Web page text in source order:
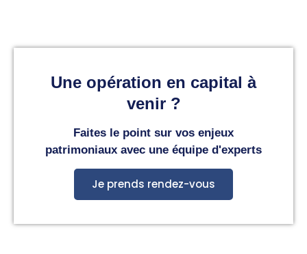
Une opération en capital à
venir ?
Faites le point sur vos enjeux
patrimoniaux avec une équipe d'experts
Je prends rendez-vous